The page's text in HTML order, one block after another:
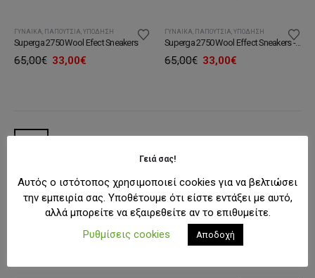
ΓΥΝΑΊΚΑ ΠΑΠΟΎΤΣΙΑ ΥΠΌΔΗΣΗ
Superga 2750 Wool Efect Sneakers
65,00€ Original
33,00€Η
ΓΥΝΑΊΚΑ ΠΑΠΟΎΤΣΙΑ ΥΠΌΔΗΣΗ
Superga 2750 Wool Effect Sneakers - Camel
65,00€ Original
33,00€Η
Λάβετε όλες τις τελευταίες πληροφορίες για εκπτώσεις και
Γειά σας!
Αυτός ο ιστότοπος χρησιμοποιεί cookies για να βελτιώσει
την εμπειρία σας. Υποθέτουμε ότι είστε εντάξει με αυτό,
αλλά μπορείτε να εξαιρεθείτε αν το επιθυμείτε.
Ρυθμίσεις cookies
Αποδοχή